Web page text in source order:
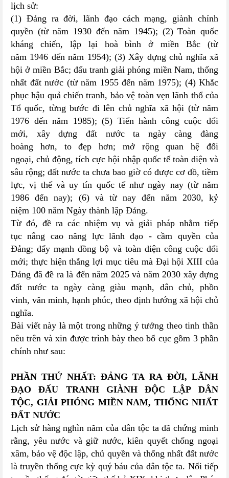
lịch sử:
(1) Đảng ra đời, lãnh đạo cách mạng, giành chính
quyền (từ năm 1930 đến năm 1945); (2) Toàn quốc
kháng chiến, lập lại hoà bình ở miền Bắc (từ
năm 1946 đến năm 1954); (3) Xây dựng chủ nghĩa xã
hội ở miền Bắc; đấu tranh giải phóng miền Nam, thống
nhất đất nước (từ năm 1955 đến năm 1975); (4) Khắc
phục hậu quả chiến tranh, bảo vệ toàn vẹn lãnh thổ của
Tổ quốc, từng bước đi lên chủ nghĩa xã hội (từ năm
1976 đến năm 1985); (5) Tiến hành công cuộc đổi
mới, xây dựng đất nước ta ngày càng đàng
hoàng hơn, to đẹp hơn; mở rộng quan hệ đối
ngoại, chủ động, tích cực hội nhập quốc tế toàn diện và
sâu rộng; đất nước ta chưa bao giờ có được cơ đồ, tiềm
lực, vị thế và uy tín quốc tế như ngày nay (từ năm
1986 đến nay); (6) và từ nay đến năm 2030, kỷ
niệm 100 năm Ngày thành lập Đảng.
Từ đó, đề ra các nhiệm vụ và giải pháp nhằm tiếp
tục nâng cao năng lực lãnh đạo - cầm quyền của
Đảng; đẩy mạnh đồng bộ và toàn diện công cuộc đổi
mới; thực hiện thắng lợi mục tiêu mà Đại hội XIII của
Đảng đã đề ra là đến năm 2025 và năm 2030 xây dựng
đất nước ta ngày càng giàu mạnh, dân chủ, phồn
vinh, văn minh, hạnh phúc, theo định hướng xã hội chủ
nghĩa.
Bài viết này là một trong những ý tưởng theo tinh thần
nêu trên và xin được trình bày theo bố cục gồm 3 phần
chính như sau:
PHẦN THỨ NHẤT: ĐẢNG TA RA ĐỜI, LÃNH
ĐẠO ĐẤU TRANH GIÀNH ĐỘC LẬP DÂN
TỘC, GIẢI PHÓNG MIỀN NAM, THỐNG NHẤT
ĐẤT NƯỚC
Lịch sử hàng nghìn năm của dân tộc ta đã chứng minh
rằng, yêu nước và giữ nước, kiên quyết chống ngoại
xâm, bảo vệ độc lập, chủ quyền và thống nhất đất nước
là truyền thống cực kỳ quý báu của dân tộc ta. Nối tiếp